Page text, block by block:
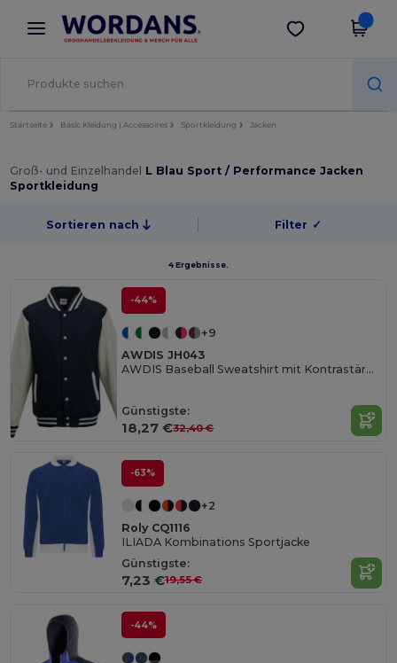
× Wordans App
Bessere Preise in der App!
App holen
Startseite Basic Kleidung | Accessoires Sportkleidung Jacken
Groß- und Einzelhandel L Blau Sport / Performance Jacken
Sportkleidung
Sortieren nach Filter ✓
4 Ergebnisse.
-44%
+9
AWDIS JH043
AWDIS Baseball Sweatshirt mit Kontrastärmeln
Günstigste:
18,27 €32,40 €
-63%
+2
Roly CQ1116
ILIADA Kombinations Sportjacke
Günstigste:
7,23 €19,55 €
-44%